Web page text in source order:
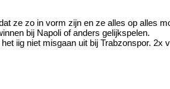
ze zo in vorm zijn en ze alles op alles
bij Napoli of anders gelijkspelen.
iig niet misgaan uit bij Trabzonspor.